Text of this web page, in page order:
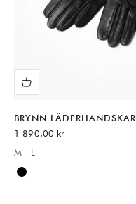
BRYNN LÄDERHANDSKAR
REA-pris
1 890,00 kr
Available sizes:
M L
Black